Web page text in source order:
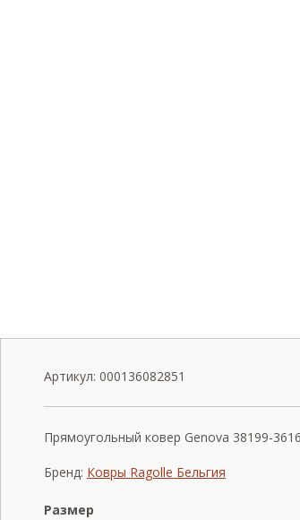
Артикул: 000136082851
Прямоугольный ковер Genova 38199-
Бренд: Ковры Ragolle Бельгия
Размер